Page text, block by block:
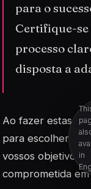
in
para o
Certifique-se
processo
disposta a
Ao fazer estas
para escolher
vossos objetivos,
comprometida